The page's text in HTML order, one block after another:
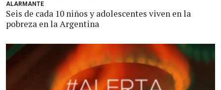
ALARMANTE
Seis de cada 10 niños y adolescentes viven en la
pobreza en la Argentina